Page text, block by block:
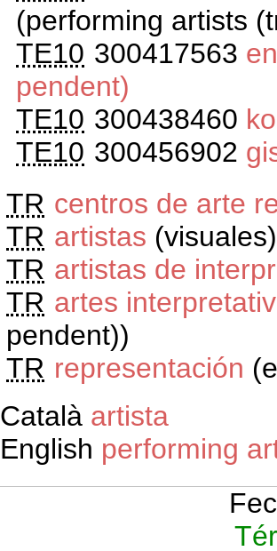
(performing artists
TE10 300417563
pendent)
TE10 300438460
TE10 300456902
TR centros de arte
TR artistas (visuales)
TR artistas de
TR artes
pendent))
TR representación
Català artista
English performing